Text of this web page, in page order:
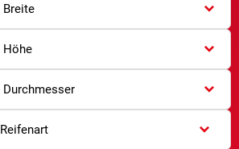
Breite
Höhe
Durchmesser
Reifenart